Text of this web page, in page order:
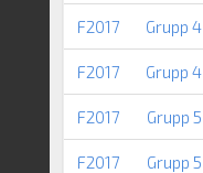
F2017 Grupp 4
F2017 Grupp 4
F2017 Grupp 5
F2017 Grupp 5